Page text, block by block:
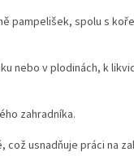
pampelišek, spolu s
nebo v plodinách, k
zahradníka.
usnadňuje práci na